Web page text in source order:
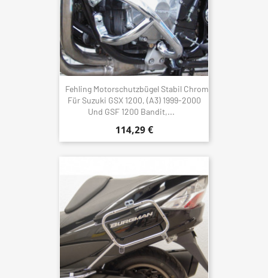
Fehling Motorschutzbügel Stabil Chrom
Für Suzuki GSX 1200, (A3) 1999-2000
Und GSF 1200 Bandit,...
114,29 €